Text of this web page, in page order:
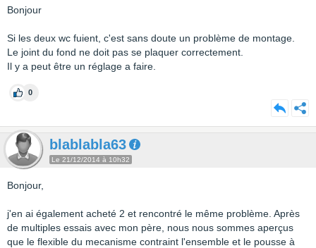
Bonjour
Si les deux wc fuient, c'est sans doute un problème de montage.
Le joint du fond ne doit pas se plaquer correctement.
Il y a peut être un réglage a faire.
0
blablabla63
Le 21/12/2014 à 10h32
Bonjour,
j'en ai également acheté 2 et rencontré le même problème. Après
de multiples essais avec mon père, nous nous sommes aperçus
que le flexible du mecanisme contraint l'ensemble et le pousse à